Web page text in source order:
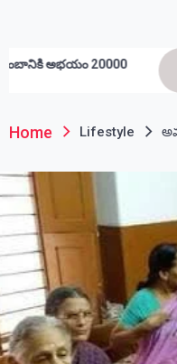
కోవిడ్ భాదిత
Home Lifestyle